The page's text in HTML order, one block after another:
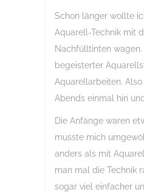
Schon länger wollte
Aquarell-Technik mit
Nachfülltinten wagen.
begeisterter
Aquarellarbeiten.
Abends einmal hin
Die Anfänge waren
musste mich
anders als mit
man mal die Technik
sogar viel einfacher